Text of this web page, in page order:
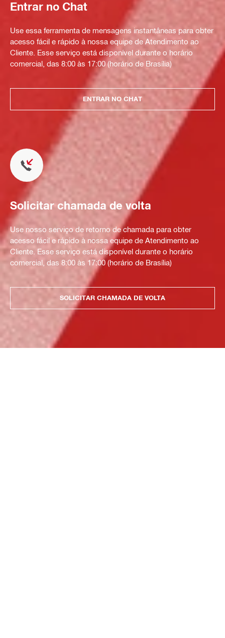
Entrar no Chat
Use essa ferramenta de mensagens instantâneas para obter
acesso fácil e rápido à nossa equipe de Atendimento ao
Cliente. Esse serviço está disponível durante o horário
comercial, das 8:00 às 17:00 (horário de Brasília)
ENTRAR NO CHAT
Solicitar chamada de volta
Use nosso serviço de retorno de chamada para obter
acesso fácil e rápido à nossa equipe de Atendimento ao
Cliente. Esse serviço está disponível durante o horário
comercial, das 8:00 às 17:00 (horário de Brasília)
SOLICITAR CHAMADA DE VOLTA